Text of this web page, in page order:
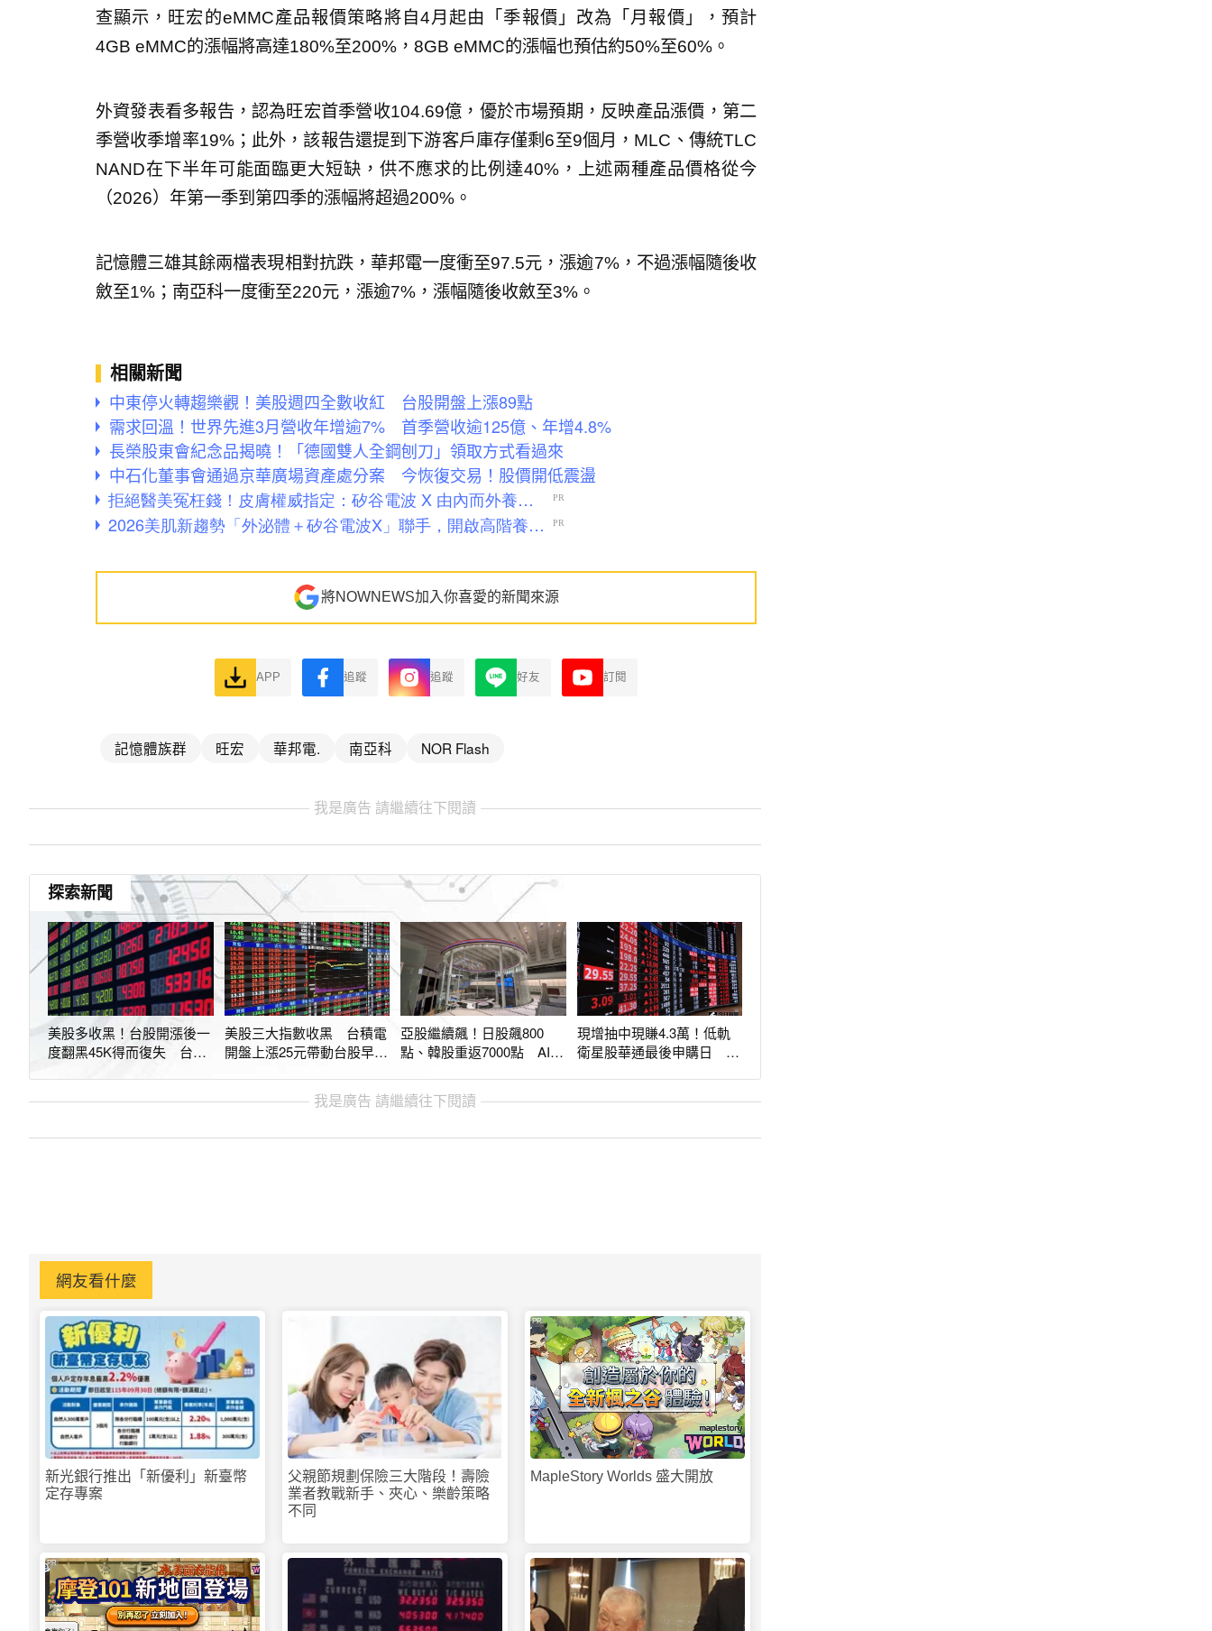
查顯示，旺宏的eMMC產品報價策略將自4月起由「季報價」改為「月報價」，預計
4GB eMMC的漲幅將高達180%至200%，8GB eMMC的漲幅也預估約50%至60%。
外資發表看多報告，認為旺宏首季營收104.69億，優於市場預期，反映產品漲價，第二
季營收季增率19%；此外，該報告還提到下游客戶庫存僅剩6至9個月，MLC、傳統TLC
NAND在下半年可能面臨更大短缺，供不應求的比例達40%，上述兩種產品價格從今
（2026）年第一季到第四季的漲幅將超過200%。
記憶體三雄其餘兩檔表現相對抗跌，華邦電一度衝至97.5元，漲逾7%，不過漲幅隨後收
斂至1%；南亞科一度衝至220元，漲逾7%，漲幅隨後收斂至3%。
相關新聞
中東停火轉趨樂觀！美股週四全數收紅 台股開盤上漲89點
需求回溫！世界先進3月營收年增逾7% 首季營收逾125億、年增4.8%
長榮股東會紀念品揭曉！「德國雙人全鋼刨刀」領取方式看過來
中石化董事會通過京華廣場資產處分案 今恢復交易！股價開低震盪
將NOWNEWS加入你喜愛的新聞來源
APP 追蹤 追蹤 好友 訂閱
記憶體族群 旺宏 華邦電. 南亞科 NOR Flash
我是廣告 請繼續往下閱讀
探索新聞
美股多收黑！台股開漲後一
度翻黑45K得而復失 台積
美股三大指數收黑 台積電
開盤上漲25元帶動台股早盤
亞股繼續飆！日股飆800
點、韓股重返7000點 AI股
現增抽中現賺4.3萬！低軌
衛星股華通最後申購日 股
我是廣告 請繼續往下閱讀
網友看什麼
新光銀行推出「新優利」新臺幣
定存專案
父親節規劃保險三大階段！壽險
業者教戰新手、夾心、樂齡策略
不同
MapleStory Worlds 盛大開放
PR
PR